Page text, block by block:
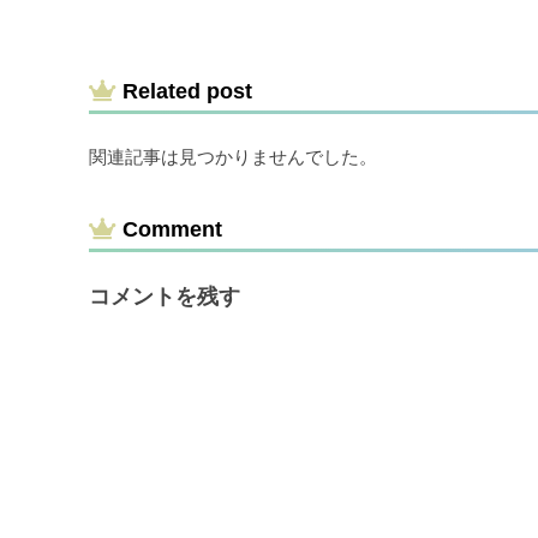
Related post
関連記事は見つかりませんでした。
Comment
コメントを残す